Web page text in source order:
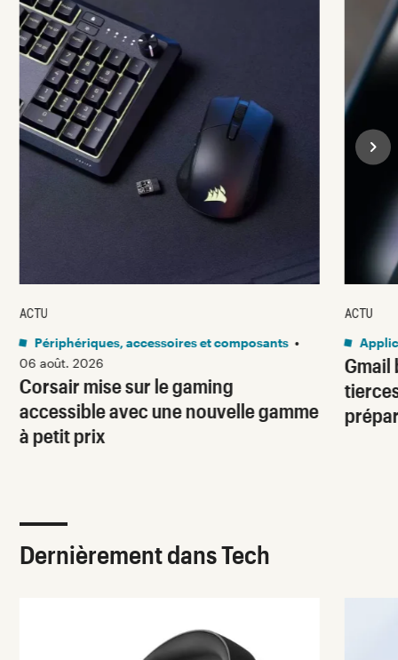
Corsair mise sur le gaming
accessible avec une nouvelle gamme
à petit prix
ACTU
Périphériques, accessoires et composants •
06 août. 2026
Gmail
ACTU
Dernièrement dans Tech